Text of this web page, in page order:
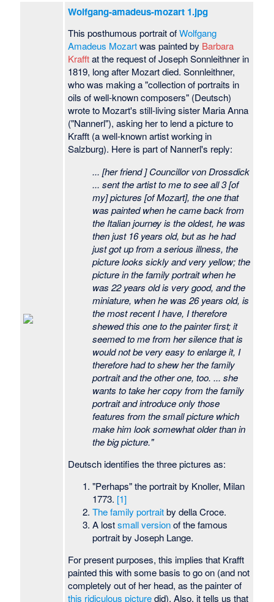
Wolfgang-amadeus-mozart 1.jpg
This posthumous portrait ofWolfgang
Amadeus Mozartwas painted by Barbara
Krafftat the request of Joseph Sonnleithner in
1819, long after Mozart died. Sonnleithner,
who was making a "collection of portraits in
oils of well-known composers" (Deutsch)
wrote to Mozart's still-living sister Maria Anna
("Nannerl"), asking her to lend a picture to
Krafft (a well-known artist working in
Salzburg). Here is part of Nannerl's reply:
... [her friend ] Councillor von Drossdick
... sent the artist to me to see all 3 [of
my] pictures [of Mozart], the one that
was painted when he came back from
the Italian journey is the oldest, he was
then just 16 years old, but as he had
just got up from a serious illness, the
picture looks sickly and very yellow; the
picture in the family portrait when he
was 22 years old is very good, and the
miniature, when he was 26 years old, is
the most recent I have, I therefore
shewed this one to the painter first; it
seemed to me from her silence that is
would not be very easy to enlarge it, I
therefore had to shew her the family
portrait and the other one, too. ... she
wants to take her copy from the family
portrait and introduce only those
features from the small picture which
make him look somewhat older than in
the big picture."
Deutsch identifies the three pictures as:
"Perhaps" the portrait by Knoller, Milan
1773. [1]
The family portraitby della Croce.
A lostsmall versionof the famous
portrait by Joseph Lange.
For present purposes, this implies that Krafft
painted this with some basis to go on (and not
completely out of her head, as the painter of
this ridiculous picturedid). Also, it tells us that